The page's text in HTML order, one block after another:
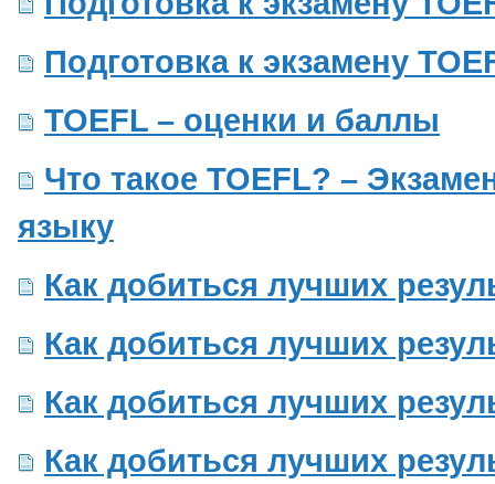
Подготовка к экзамену
TOEFL – оценки и баллы
Что такое TOEFL? –
языку
Как добиться лучших
Как добиться лучших
Как добиться лучших
Как добиться лучших